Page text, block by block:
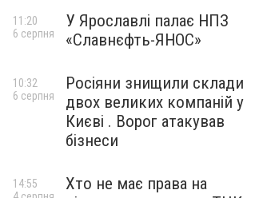
У Ярославлі палає НПЗ
«Славнєфть-ЯНОС»
11:20
6 серпня
Росіяни знищили склади
двох великих компаній у
Києві . Ворог атакував
бізнеси
10:32
6 серпня
Хто не має права на
14:55